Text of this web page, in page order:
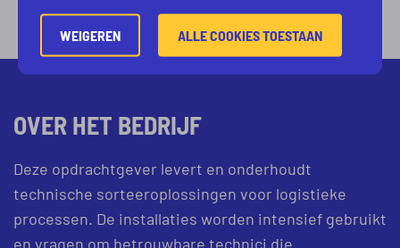
OVER HET BEDRIJF
Deze opdrachtgever levert en onderhoudt
technische sorteeroplossingen voor logistieke
processen. De installaties worden intensief gebruikt
en vragen om betrouwbare technici die
WEIGEREN ALLE COOKIES TOESTAAN